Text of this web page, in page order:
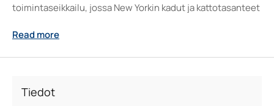
toimintaseikkailu, jossa New Yorkin kadut ja kattotasanteet
nopeat latausajat sekä joustava pelitapa mahdollistavat,
Read more
Tiedot